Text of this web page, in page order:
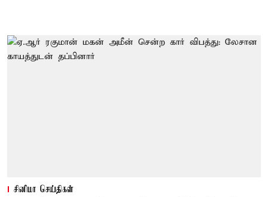
சினிமா செய்திகள்